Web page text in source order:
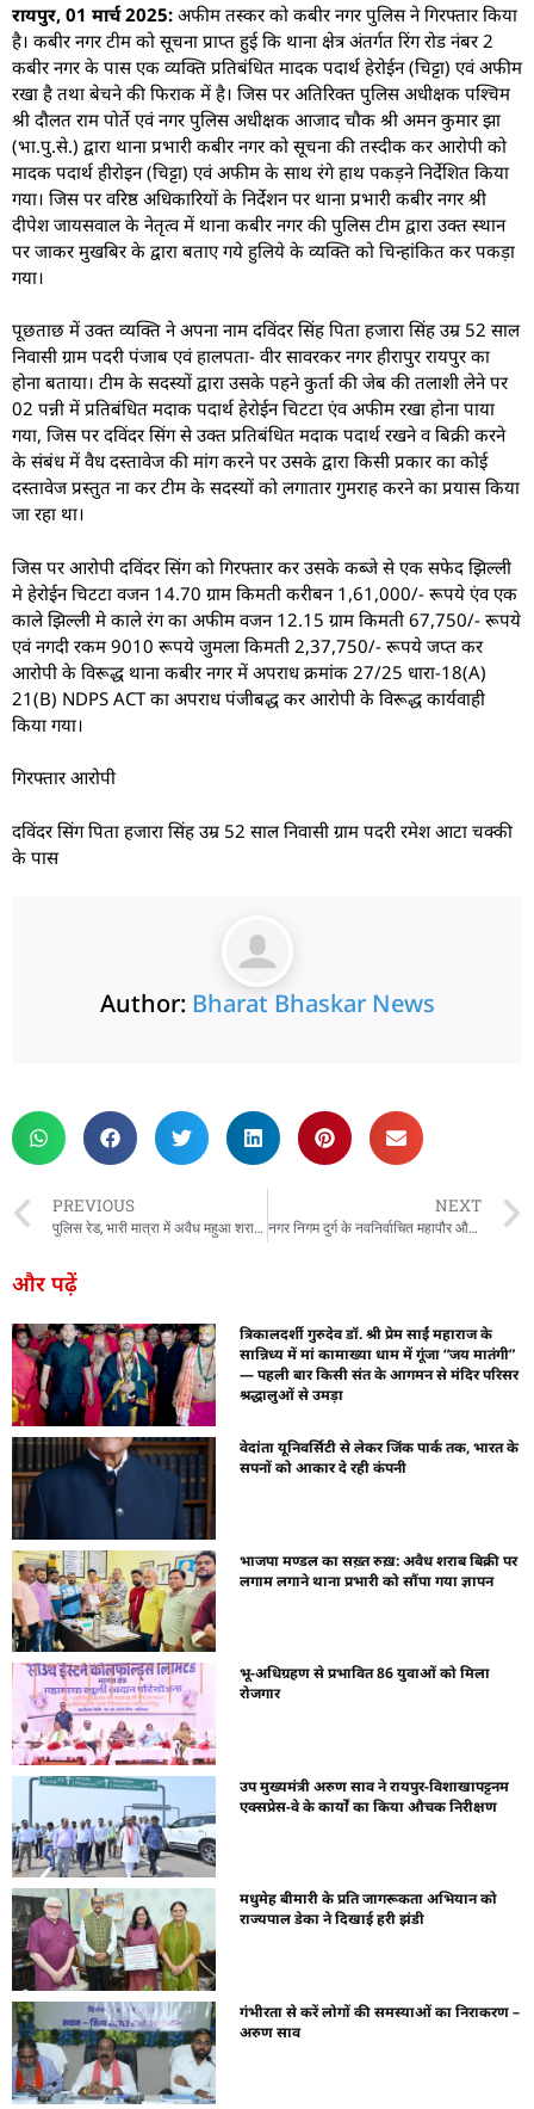
रायपुर, 01 मार्च 2025: अफीम तस्कर को कबीर नगर पुलिस ने गिरफ्तार किया
है। कबीर नगर टीम को सूचना प्राप्त हुई कि थाना क्षेत्र अंतर्गत रिंग रोड नंबर 2
कबीर नगर के पास एक व्यक्ति प्रतिबंधित मादक पदार्थ हेरोईन (चिट्टा) एवं अफीम
रखा है तथा बेचने की फिराक में है। जिस पर अतिरिक्त पुलिस अधीक्षक पश्चिम
श्री दौलत राम पोर्ते एवं नगर पुलिस अधीक्षक आजाद चौक श्री अमन कुमार झा
(भा.पु.से.) द्वारा थाना प्रभारी कबीर नगर को सूचना की तस्दीक कर आरोपी को
मादक पदार्थ हीरोइन (चिट्टा) एवं अफीम के साथ रंगे हाथ पकड़ने निर्देशित किया
गया। जिस पर वरिष्ठ अधिकारियों के निर्देशन पर थाना प्रभारी कबीर नगर श्री
दीपेश जायसवाल के नेतृत्व में थाना कबीर नगर की पुलिस टीम द्वारा उक्त स्थान
पर जाकर मुखबिर के द्वारा बताए गये हुलिये के व्यक्ति को चिन्हांकित कर पकड़ा
गया।
पूछताछ में उक्त व्यक्ति ने अपना नाम दविंदर सिंह पिता हजारा सिंह उम्र 52 साल
निवासी ग्राम पदरी पंजाब एवं हालपता- वीर सावरकर नगर हीरापुर रायपुर का
होना बताया। टीम के सदस्यों द्वारा उसके पहने कुर्ता की जेब की तलाशी लेने पर
02 पन्नी में प्रतिबंधित मदाक पदार्थ हेरोईन चिटटा एंव अफीम रखा होना पाया
गया, जिस पर दविंदर सिंग से उक्त प्रतिबंधित मदाक पदार्थ रखने व बिक्री करने
के संबंध में वैध दस्तावेज की मांग करने पर उसके द्वारा किसी प्रकार का कोई
दस्तावेज प्रस्तुत ना कर टीम के सदस्यों को लगातार गुमराह करने का प्रयास किया
जा रहा था।
जिस पर आरोपी दविंदर सिंग को गिरफ्तार कर उसके कब्जे से एक सफेद झिल्ली
मे हेरोईन चिटटा वजन 14.70 ग्राम किमती करीबन 1,61,000/- रूपये एंव एक
काले झिल्ली मे काले रंग का अफीम वजन 12.15 ग्राम किमती 67,750/- रूपये
एवं नगदी रकम 9010 रूपये जुमला किमती 2,37,750/- रूपये जप्त कर
आरोपी के विरूद्ध थाना कबीर नगर में अपराध क्रमांक 27/25 धारा-18(A)
21(B) NDPS ACT का अपराध पंजीबद्ध कर आरोपी के विरूद्ध कार्यवाही
किया गया।
गिरफ्तार आरोपी
दविंदर सिंग पिता हजारा सिंह उम्र 52 साल निवासी ग्राम पदरी रमेश आटा चक्की
के पास
Author: Bharat Bhaskar News
PREVIOUS
पुलिस रेड, भारी मात्रा में अवैध महुआ शराब जब्त
NEXT
नगर निगम दुर्ग के नवनिर्वाचित महापौर और पार्षदों का शपथ ग्रहण हुआ
और पढ़ें
त्रिकालदर्शी गुरुदेव डॉ. श्री प्रेम साईं महाराज के
सान्निध्य में मां कामाख्या धाम में गूंजा “जय मातंगी”
— पहली बार किसी संत के आगमन से मंदिर परिसर
श्रद्धालुओं से उमड़ा
वेदांता यूनिवर्सिटी से लेकर जिंक पार्क तक, भारत के
सपनों को आकार दे रही कंपनी
भाजपा मण्डल का सख़्त रुख़: अवैध शराब बिक्री पर
लगाम लगाने थाना प्रभारी को सौंपा गया ज्ञापन
भू-अधिग्रहण से प्रभावित 86 युवाओं को मिला
रोजगार
उप मुख्यमंत्री अरुण साव ने रायपुर-विशाखापट्टनम
एक्सप्रेस-वे के कार्यों का किया औचक निरीक्षण
मधुमेह बीमारी के प्रति जागरूकता अभियान को
राज्यपाल डेका ने दिखाई हरी झंडी
गंभीरता से करें लोगों की समस्याओं का निराकरण –
अरुण साव